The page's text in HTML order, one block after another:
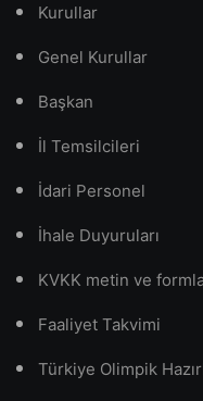
Kurullar
Genel Kurullar
Başkan
İl Temsilcileri
İdari Personel
İhale Duyuruları
KVKK metin ve
Faaliyet Takvimi
Türkiye Olimpik